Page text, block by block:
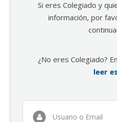
Si eres Colegiado y
información, por
¿No eres Colegiado?
leer
Usuario o Email